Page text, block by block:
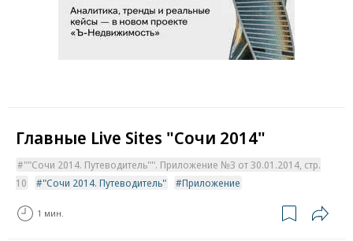
Главные Live Sites "Сочи 2014"
""Сочи 2014. Путеводитель"". Приложение №3 от 30.01.2014, стр.
10
"Сочи 2014. Путеводитель" Приложение
1 мин.